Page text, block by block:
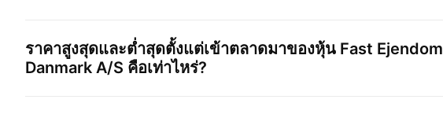
ราคาสูงสุดและต่ำสุดตั้งแต่เข้าตลาดมาของหุ้น Fast Ejendom
Danmark A/S คือเท่าไหร่?